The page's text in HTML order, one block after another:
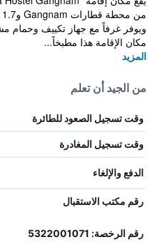
ويوفر غرفاً مع جهاز تكييف وحمام
مكان الإقامة هذا مطبخاً...
المزيد
من الجيد أن تعلم
وقت تسجيل الصعود للطائرة
وقت تسجيل المغادرة
الدفع والإلغاء
رقم مكتب الاستقبال
رقم الرخصة: 5322001071